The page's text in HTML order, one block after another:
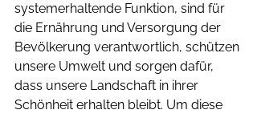
systemerhaltende Funktion, sind für
die Ernährung und Versorgung der
Bevölkerung verantwortlich, schützen
unsere Umwelt und sorgen dafür,
dass unsere Landschaft in ihrer
Schönheit erhalten bleibt. Um diese